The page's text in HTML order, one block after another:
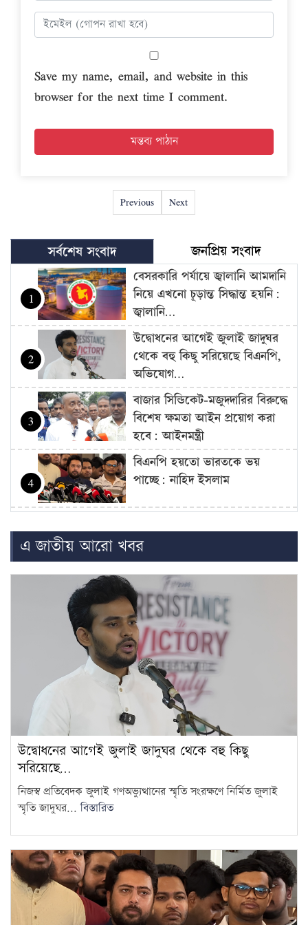
Save my name, email, and website in this
browser for the next time I comment.
Previous Next
সর্বশেষ সংবাদ জনপ্রিয় সংবাদ
1
বেসরকারি পর্যায়ে জ্বালানি আমদানি
নিয়ে এখনো চূড়ান্ত সিদ্ধান্ত হয়নি:
জ্বালানি…
2
উদ্বোধনের আগেই জুলাই জাদুঘর
থেকে বহু কিছু সরিয়েছে বিএনপি,
অভিযোগ…
3
বাজার সিন্ডিকেট-মজুদদারির বিরুদ্ধে
বিশেষ ক্ষমতা আইন প্রয়োগ করা
হবে: আইনমন্ত্রী
4
বিএনপি হয়তো ভারতকে ভয়
পাচ্ছে: নাহিদ ইসলাম
5
আটকে বিমানের ২৬০ যাত্রী
গণমাধ্যম শক্তিশালী হলেই গণতন্ত্র
শক্তিশালী হবে: মির্জা ফখরুল
দ্রব্যমূল্যের ঊর্ধ্বগতিতে মানুষের
জীবন দুর্বিষহ হয়ে উঠেছে: ডা.
শফিকুর রহমান
8
ওষুধ কোম্পানির আনন্দ ভ্রমণে
গেছেন চিকিৎসকরা, হাসপাতালে
ভোগান্তিতে রোগীরা
9
হামের উপসর্গে আরও ৩ শিশুর
10
না: মির্জা ফখরুল
11
দরপত্র ছাড়াই ২০০ ইলেকট্রিক বাস
কিনছে সরকার
এ জাতীয় আরো খবর
উদ্বোধনের আগেই জুলাই জাদুঘর থেকে বহু কিছু
সরিয়েছে…
নিজস্ব প্রতিবেদক জুলাই গণঅভ্যুত্থানের স্মৃতি সংরক্ষণে নির্মিত জুলাই
স্মৃতি জাদুঘর...বিস্তারিত